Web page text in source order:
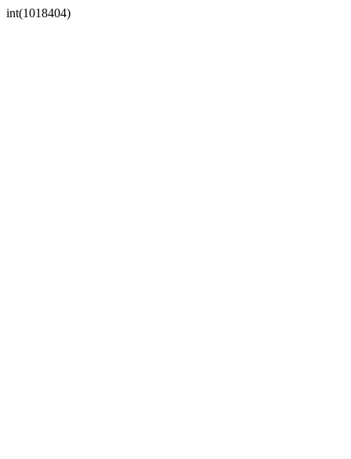
int(1018404)